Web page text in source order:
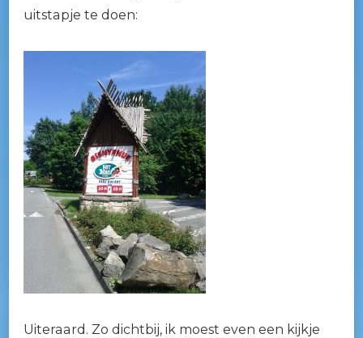
uitstapje te doen:
Uiteraard. Zo dichtbij, ik moest even een kijkje